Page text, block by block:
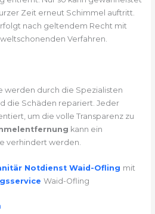
Zeit erneut Schimmel auftritt.
nach geltendem Recht mit
Verfahren.
werden durch die Spezialisten
die Schäden repariert. Jeder
um die volle Transparenz zu
kann ein
verhindert werden.
Notdienst Waid-Ofling mit
Waid-Ofling